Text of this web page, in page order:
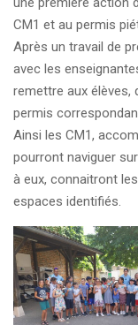
CM1 et au permis
Après un travail de
avec les
remettre aux élèves,
permis
Ainsi les CM1,
pourront naviguer
à eux, connaitront
espaces identifiés.